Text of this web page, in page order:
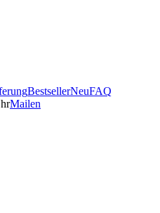
BestsellerNeuFAQ
Mailen